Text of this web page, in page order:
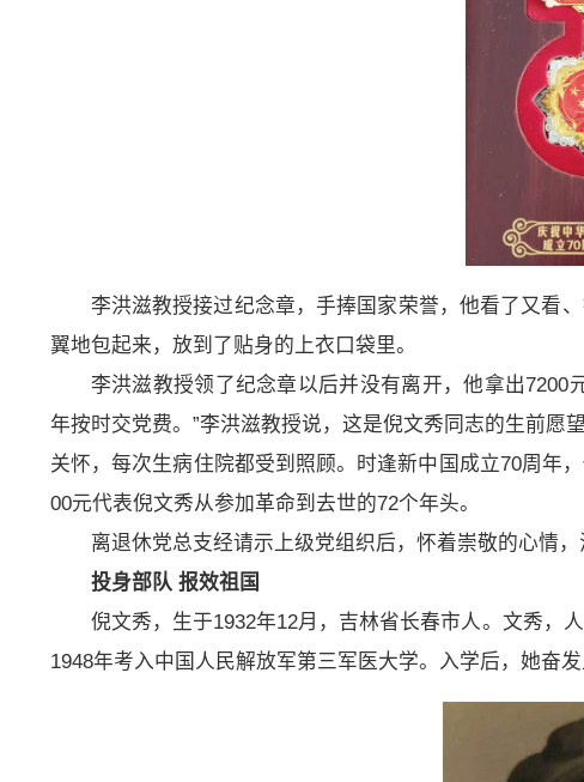
李洪滋教授接过纪念章，手捧国家荣誉，他看了又看
翼地包起来，放到了贴身的上衣口袋里。
李洪滋教授领了纪念章以后并没有离开，他拿出7200
年按时交党费。”李洪滋教授说，这是倪文秀同志的生前愿
关怀，每次生病住院都受到照顾。时逢新中国成立70周年
00元代表倪文秀从参加革命到去世的72个年头。
离退休党总支经请示上级党组织后，怀着崇敬的心情
投身部队 报效祖国
倪文秀，生于1932年12月，吉林省长春市人。文秀，
1948年考入中国人民解放军第三军医大学。入学后，她奋